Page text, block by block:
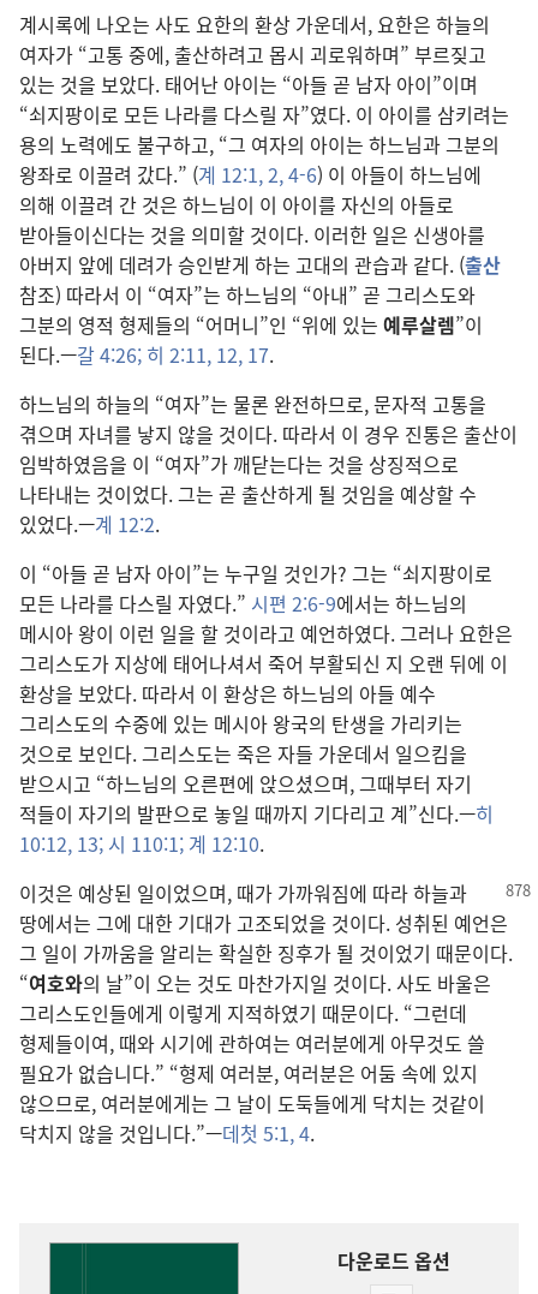
계시록에 나오는 사도 요한의 환상 가운데서, 요한은 하늘의
여자가 “고통 중에, 출산하려고 몹시 괴로워하며” 부르짖고
있는 것을 보았다. 태어난 아이는 “아들 곧 남자 아이”이며
“쇠지팡이로 모든 나라를 다스릴 자”였다. 이 아이를 삼키려는
용의 노력에도 불구하고, “그 여자의 아이는 하느님과 그분의
왕좌로 이끌려 갔다.” (계 12:1, 2,4-6) 이 아들이 하느님에
의해 이끌려 간 것은 하느님이 이 아이를 자신의 아들로
받아들이신다는 것을 의미할 것이다. 이러한 일은 신생아를
아버지 앞에 데려가 승인받게 하는 고대의 관습과 같다. (출산
참조) 따라서 이 “여자”는 하느님의 “아내” 곧 그리스도와
그분의 영적 형제들의 “어머니”인 “위에 있는 예루살렘”이
된다.—갈 4:26; 히 2:11, 12, 17.
하느님의 하늘의 “여자”는 물론 완전하므로, 문자적 고통을
겪으며 자녀를 낳지 않을 것이다. 따라서 이 경우 진통은 출산이
임박하였음을 이 “여자”가 깨닫는다는 것을 상징적으로
나타내는 것이었다. 그는 곧 출산하게 될 것임을 예상할 수
있었다.—계 12:2.
이 “아들 곧 남자 아이”는 누구일 것인가? 그는 “쇠지팡이로
모든 나라를 다스릴 자였다.” 시편 2:6-9에서는 하느님의
메시아 왕이 이런 일을 할 것이라고 예언하였다. 그러나 요한은
그리스도가 지상에 태어나셔서 죽어 부활되신 지 오랜 뒤에 이
환상을 보았다. 따라서 이 환상은 하느님의 아들 예수
그리스도의 수중에 있는 메시아 왕국의 탄생을 가리키는
것으로 보인다. 그리스도는 죽은 자들 가운데서 일으킴을
받으시고 “하느님의 오른편에 앉으셨으며, 그때부터 자기
적들이 자기의 발판으로 놓일 때까지 기다리고 계”신다.—히
10:12, 13; 시 110:1; 계 12:10.
이것은 예상된 일이었으며, 때가 가까워짐에 따라 하늘과
땅에서는 그에 대한 기대가 고조되었을 것이다. 성취된 예언은
그 일이 가까움을 알리는 확실한 징후가 될 것이었기 때문이다.
“여호와의 날”이 오는 것도 마찬가지일 것이다. 사도 바울은
그리스도인들에게 이렇게 지적하였기 때문이다. “그런데
형제들이여, 때와 시기에 관하여는 여러분에게 아무것도 쓸
필요가 없습니다.” “형제 여러분, 여러분은 어둠 속에 있지
않으므로, 여러분에게는 그 날이 도둑들에게 닥치는 것같이
닥치지 않을 것입니다.”—데첫 5:1,4.
다운로드 옵션